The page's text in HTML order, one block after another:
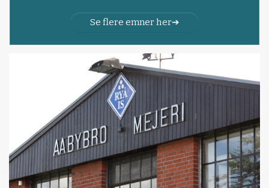
Se flere emner her